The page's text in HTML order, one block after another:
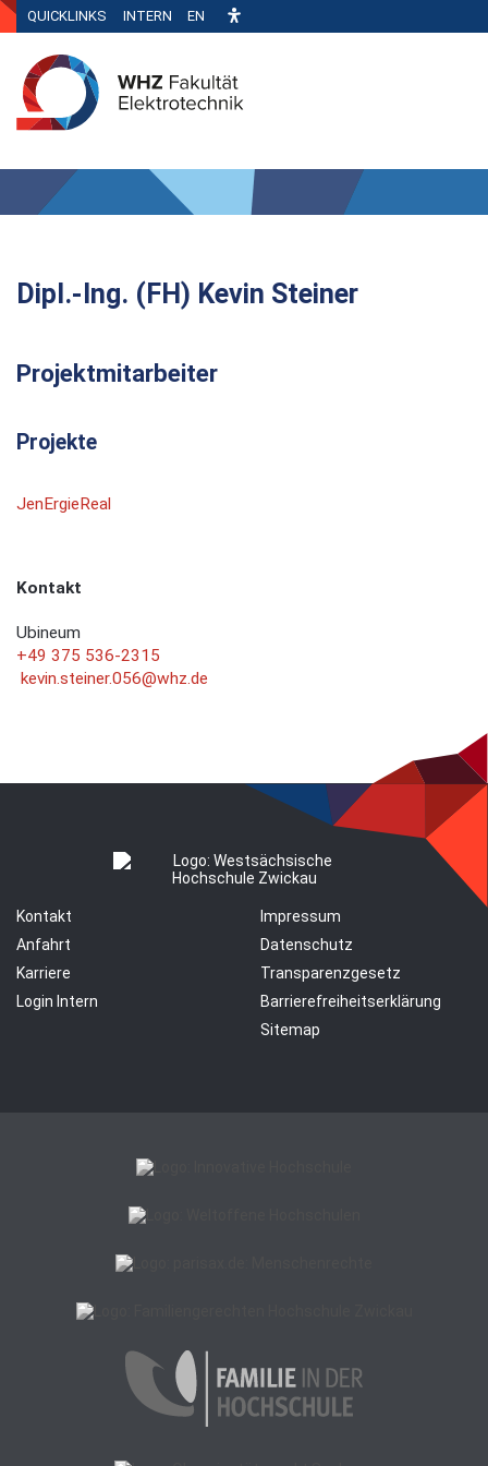
QUICKLINKS INTERN EN
Dipl.-Ing. (FH) Kevin Steiner
Projektmitarbeiter
Projekte
JenErgieReal
Kontakt
Ubineum
+49 375 536-2315
kevin.steiner.056@whz.de
Kontakt
Anfahrt
Karriere
Login Intern
Impressum
Datenschutz
Transparenzgesetz
Barrierefreiheitserklärung
Sitemap